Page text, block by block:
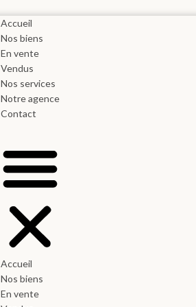
Accueil
Nos biens
En vente
Vendus
Nos services
Notre agence
Contact
Accueil
Nos biens
En vente